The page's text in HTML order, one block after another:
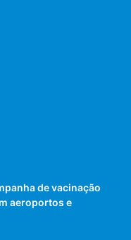
de vacinação
aeroportos e